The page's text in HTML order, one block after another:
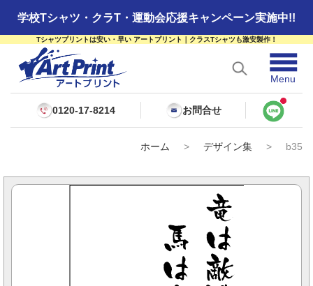
学校Tシャツ・クラT・運動会応援キャンペーン実施中!!
Tシャツプリントは安い・早い アートプリント｜クラスTシャツも激安製作！
☰
Menu
0120-17-8214 お問合せ
ホーム > デザイン集 > b35